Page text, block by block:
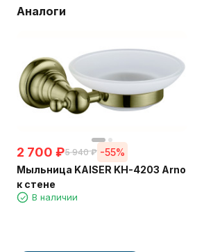
Аналоги
2 700 ₽5 940 ₽ -55%
Мыльница KAISER KH-4203 Arno
к стене
В наличии